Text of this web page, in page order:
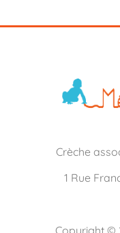
Crèche
1 Rue
Copyright ©